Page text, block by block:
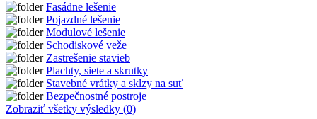
Fasádne lešenie
Pojazdné lešenie
Modulové lešenie
Schodiskové veže
Zastrešenie stavieb
Plachty, siete a skrutky
Stavebné vrátky a sklzy na suť
Bezpečnostné postroje
Zobraziť všetky výsledky (0)